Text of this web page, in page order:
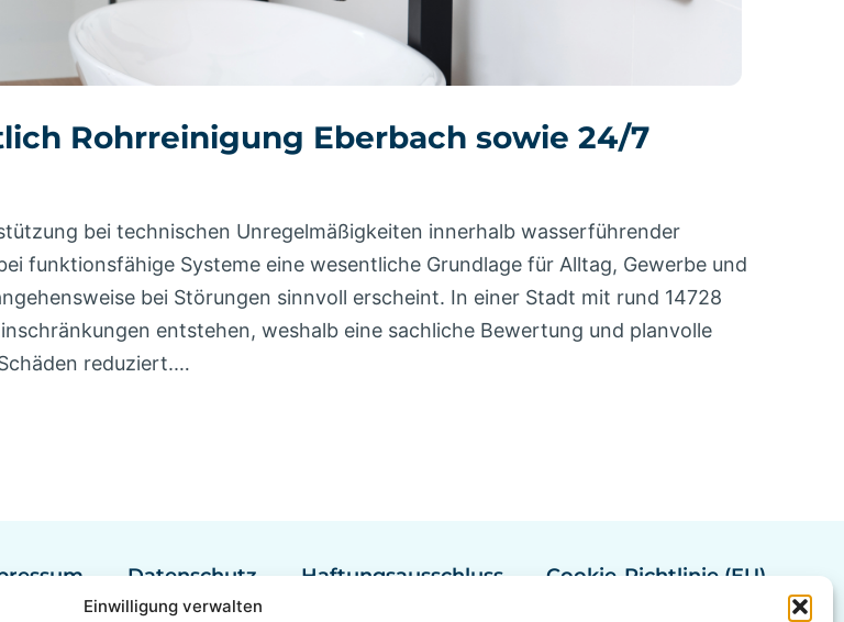
Einwilligung verwalten
Rohrreinigung Eberbach sowie 24/7
bei technischen Unregelmäßigkeiten innerhalb wasserführender
funktionsfähige Systeme eine wesentliche Grundlage für Alltag, Gewerbe und
bei Störungen sinnvoll erscheint. In einer Stadt mit rund 14728
entstehen, weshalb eine sachliche Bewertung und planvolle
reduziert.…
Datenschutz Haftungsausschluss
Cookie-Richtlinie (EU)